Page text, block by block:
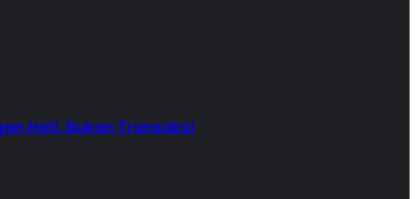
Hati, Bukan Transaksi